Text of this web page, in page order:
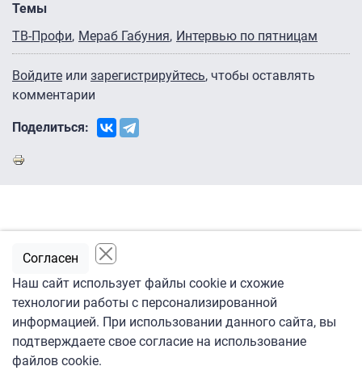
Темы
ТВ-Профи Мераб Габуния Интервью по пятницам
Войдите или зарегистрируйтесь, чтобы оставлять
комментарии
Поделиться:
ЭКСПЕРТЫ
Наш сайт использует файлы cookie и схожие
технологии работы с персонализированной
информацией. При использовании данного сайта, вы
подтверждаете свое согласие на использование
файлов cookie.
Согласен